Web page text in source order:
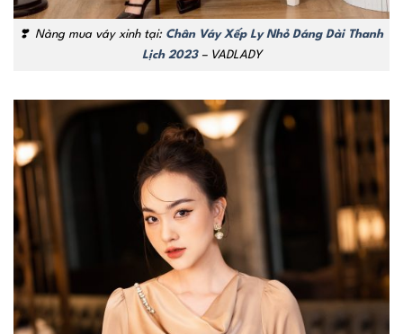
❣️ Nàng mua váy xinh tại: Chân Váy Xếp Ly Nhỏ Dáng Dài Thanh
Lịch 2023 – VADLADY